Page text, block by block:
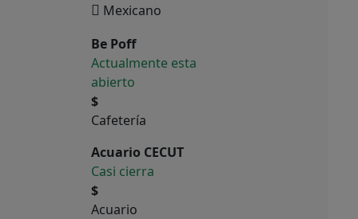
Mexicano
Be Poff
Actualmente esta
abierto
$
Cafetería
Acuario CECUT
Casi cierra
$
Acuario